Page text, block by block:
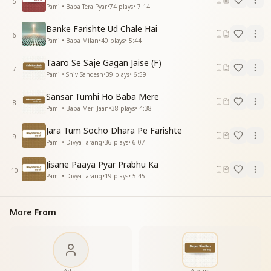
इससे बड़ा और भाग्य कहा
हजारों भुजाओं से साथ है
ऐसा साथी होगा कहा
—--------------------------------------
Pami • Baba Tera Pyar•74 plays• 7:14
6
Banke Farishte Ud Chale Hai
Pami • Baba Milan•40 plays• 5:44
7
Taaro Se Saje Gagan Jaise (F)
Pami • Shiv Sandesh•39 plays• 6:59
8
Sansar Tumhi Ho Baba Mere
Pami • Baba Meri Jaan•38 plays• 4:38
9
Jara Tum Socho Dhara Pe Farishte
Pami • Divya Tarang•36 plays• 6:07
10
Jisane Paaya Pyar Prabhu Ka
Pami • Divya Tarang•19 plays• 5:45
More From